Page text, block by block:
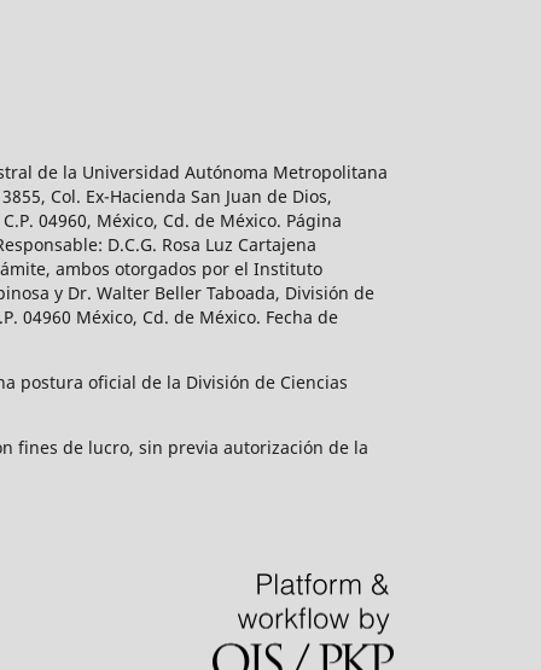
de la Universidad Autónoma Metropolitana
Col. Ex-Hacienda San Juan de Dios,
04960, México, Cd. de México. Página
D.C.G. Rosa Luz Cartajena
ambos otorgados por el Instituto
y Dr. Walter Beller Taboada, División de
04960 México, Cd. de México. Fecha de
postura oficial de la División de Ciencias
fines de lucro, sin previa autorización de la